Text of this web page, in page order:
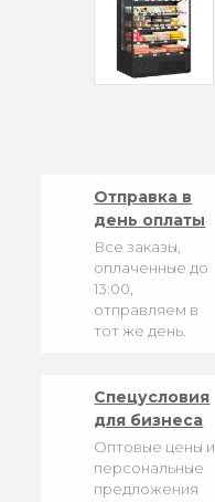
Отправка в
день оплаты
Все заказы,
оплаченные до
13:00,
отправляем в
тот же день.
Спецусловия
для бизнеса
Оптовые цены и
персональные
предложения